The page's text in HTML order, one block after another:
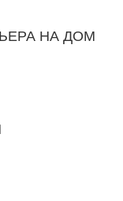
НА ДОМ